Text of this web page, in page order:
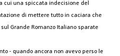
cui una spiccata indecisione del
di mettere tutto in caciara che
Grande Romanzo Italiano sparate
- quando ancora non avevo perso le